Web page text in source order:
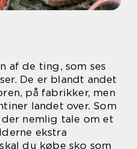
af de ting, som ses
De er blandt andet
på fabrikker, men
landet over. Som
nemlig tale om et
ekstra
du købe sko som